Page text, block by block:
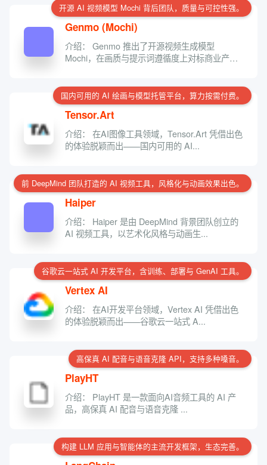
开源 AI 视频模型 Mochi 背后团队，质量与可控性强。
Genmo (Mochi)
介绍： Genmo 推出了开源视频生成模型
Mochi，在画质与提示词遵循度上对标商业产
国内可用的 AI 绘画与模型托管平台，算力按需付费。
Tensor.Art
介绍： 在AI图像工具领域，Tensor.Art 凭借出色
的体验脱颖而出——国内可用的 AI...
前 DeepMind 团队打造的 AI 视频工具，风格化与动画效果出色。
Haiper
介绍： Haiper 是由 DeepMind 背景团队创立的
AI 视频工具，以艺术化风格与动画生...
谷歌云一站式 AI 开发平台，含训练、部署与 GenAI 工具。
Vertex AI
介绍： 在AI开发平台领域，Vertex AI 凭借出色
的体验脱颖而出——谷歌云一站式 A...
高保真 AI 配音与语音克隆 API，支持多种嗓音。
PlayHT
介绍： PlayHT 是一款面向AI音频工具的 AI 产
品，高保真 AI 配音与语音克隆 ...
构建 LLM 应用与智能体的主流开发框架，生态完善。